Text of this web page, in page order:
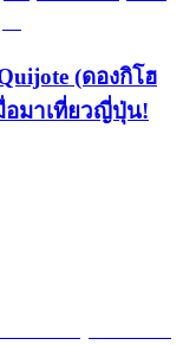
(ดองกิโฮ
อมาเที่ยวญี่ปุ่น!